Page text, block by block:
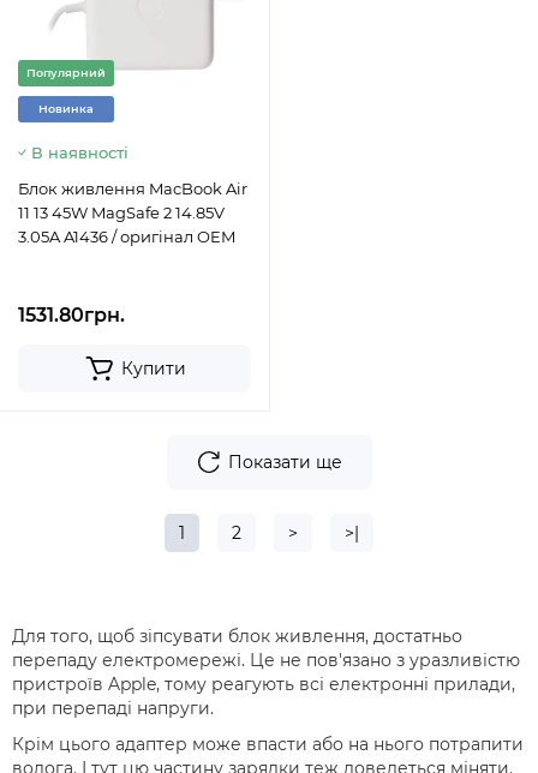
Популярний
Новинка
В наявності
Блок живлення MacBook Air
11 13 45W MagSafe 2 14.85V
3.05A A1436 / оригінал OEM
1531.80грн.
Купити
Показати ще
1 2 > >|
Для того, щоб зіпсувати блок живлення, достатньо
перепаду електромережі. Це не пов'язано з уразливістю
пристроїв Apple, тому реагують всі електронні прилади,
при перепаді напруги.
Крім цього адаптер може впасти або на нього потрапити
волога. І тут цю частину зарядки теж доведеться міняти.